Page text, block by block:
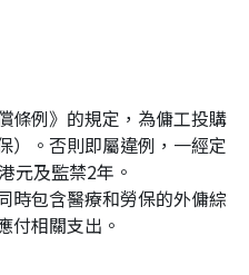
條例》的規定，為傭工投購
）。否則即屬違例，一經定
元及監禁2年。
時包含醫療和勞保的外傭綜
付相關支出。